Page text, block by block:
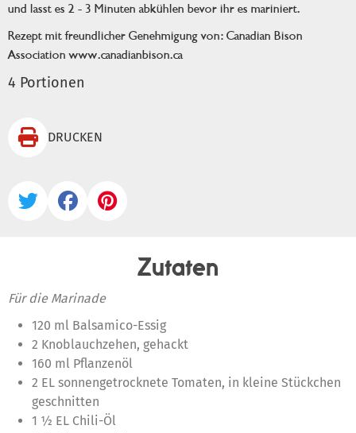
und lasst es 2 - 3 Minuten abkühlen bevor ihr es mariniert.
Rezept mit freundlicher Genehmigung von: Canadian Bison
Association www.canadianbison.ca
4 Portionen
 DRUCKEN
  
Zutaten
Für die Marinade
120 ml Balsamico-Essig
2 Knoblauchzehen, gehackt
160 ml Pflanzenöl
2 EL sonnengetrocknete Tomaten, in kleine Stückchen
geschnitten
1 ½ EL Chili-Öl